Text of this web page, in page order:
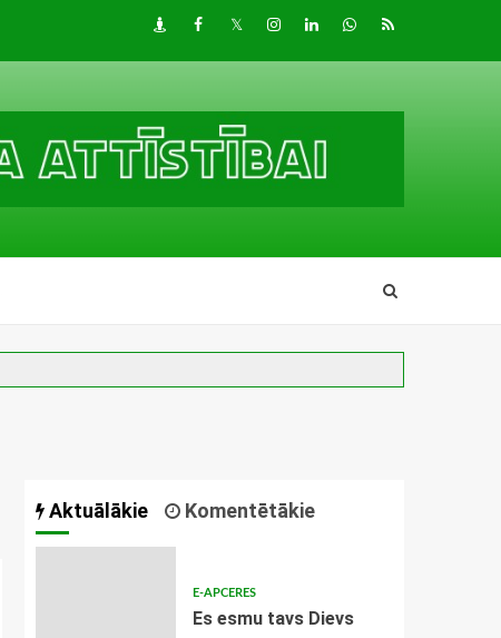
DraugiemFacebook
TwitterInstagram
LinkedInwhatsapp
RSS
Aktuālākie Komentētākie
E-APCERES
Es esmu tavs Dievs